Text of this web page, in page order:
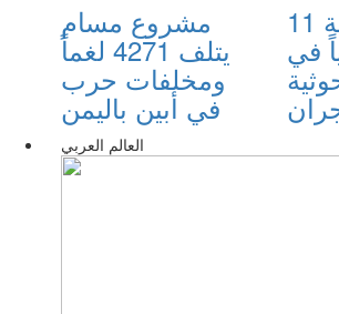
مشروع مسام
يتلف 4271 لغماً
ومخلفات حرب
في أبين باليمن
تفاصيل إصابة 11
في
العالم العربي